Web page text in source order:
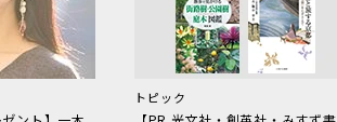
トピック